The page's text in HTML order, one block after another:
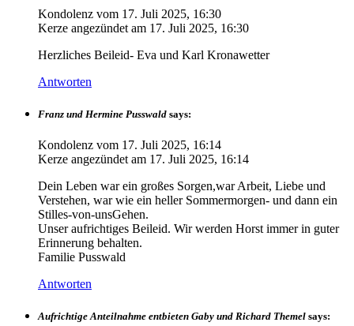
Kondolenz vom 17. Juli 2025, 16:30
Kerze angezündet am 17. Juli 2025, 16:30
Herzliches Beileid- Eva und Karl Kronawetter
Antworten
Franz und Hermine Pusswald says:
Kondolenz vom 17. Juli 2025, 16:14
Kerze angezündet am 17. Juli 2025, 16:14
Dein Leben war ein großes Sorgen,war Arbeit, Liebe und
Verstehen, war wie ein heller Sommermorgen- und dann ein
Stilles-von-unsGehen.
Unser aufrichtiges Beileid. Wir werden Horst immer in guter
Erinnerung behalten.
Familie Pusswald
Antworten
Aufrichtige Anteilnahme entbieten Gaby und Richard Themel says: